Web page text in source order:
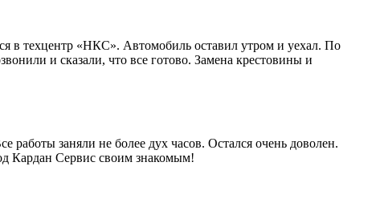
в техцентр «НКС». Автомобиль оставил утром и уехал. По
и сказали, что все готово. Замена крестовины и
работы заняли не более дух часов. Остался очень доволен.
Кардан Сервис своим знакомым!